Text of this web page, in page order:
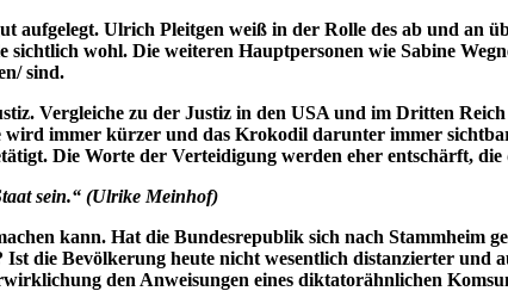
aufgelegt. Ulrich Pleitgen weiß in der Rolle des ab und
wohl. Die weiteren Hauptpersonen wie Sabine
sind.
Vergleiche zu der Justiz in den USA und im Dritten
immer kürzer und das Krokodil darunter immer
Die Worte der Verteidigung werden eher entschärft,
sein.“ (Ulrike Meinhof)
kann. Hat die Bundesrepublik sich nach Stammheim
die Bevölkerung heute nicht wesentlich distanzierter und
den Anweisungen eines diktatorähnlichen